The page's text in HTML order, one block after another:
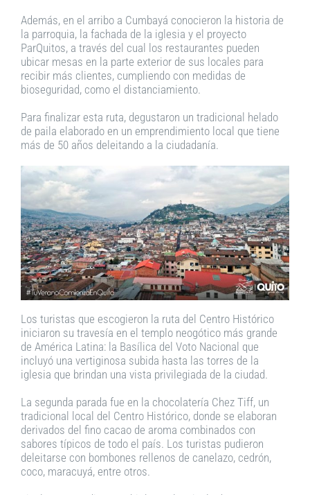
Además, en el arribo a Cumbayá conocieron la historia de
la parroquia, la fachada de la iglesia y el proyecto
ParQuitos, a través del cual los restaurantes pueden
ubicar mesas en la parte exterior de sus locales para
recibir más clientes, cumpliendo con medidas de
bioseguridad, como el distanciamiento.
Para finalizar esta ruta, degustaron un tradicional helado
de paila elaborado en un emprendimiento local que tiene
más de 50 años deleitando a la ciudadanía.
Los turistas que escogieron la ruta del Centro Histórico
iniciaron su travesía en el templo neogótico más grande
de América Latina: la Basílica del Voto Nacional que
incluyó una vertiginosa subida hasta las torres de la
iglesia que brindan una vista privilegiada de la ciudad.
La segunda parada fue en la chocolatería Chez Tiff, un
tradicional local del Centro Histórico, donde se elaboran
derivados del fino cacao de aroma combinados con
sabores típicos de todo el país. Los turistas pudieron
deleitarse con bombones rellenos de canelazo, cedrón,
coco, maracuyá, entre otros.